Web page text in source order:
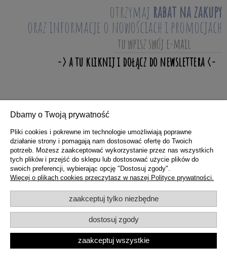
otrzymaj rabat na zakupy
oraz informacje o nowościach i promocjach
POMOC
MOJE KONTO
INFORMACJE
pokaż pełną wersję strony
Dbamy o Twoją prywatność
Pliki cookies i pokrewne im technologie umożliwiają poprawne
działanie strony i pomagają nam dostosować ofertę do Twoich
potrzeb. Możesz zaakceptować wykorzystanie przez nas wszystkich
tych plików i przejść do sklepu lub dostosować użycie plików do
swoich preferencji, wybierając opcję "Dostosuj zgody".
Więcej o plikach cookies przeczytasz w naszej Polityce prywatności.
zaakceptuj tylko niezbędne
dostosuj zgody
zaakceptuj wszystkie